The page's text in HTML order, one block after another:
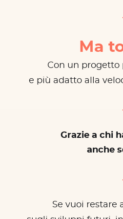
Ma
Con un
e più adatto alla
Grazie a chi
anche
Se vuoi restare